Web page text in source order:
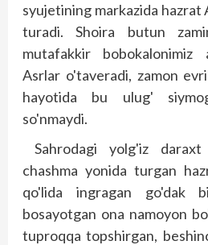
syujetining markazida hazrat
turadi. Shoira butun
mutafakkir bobokalonimiz
Asrlar o'taveradi, zamon
hayotida bu ulug'
so'nmaydi.
Sahrodagi yolg'iz
chashma yonida turgan
qo'lida ingragan go'dak
bosayotgan ona namoyon
tup­roqqa topshirgan,